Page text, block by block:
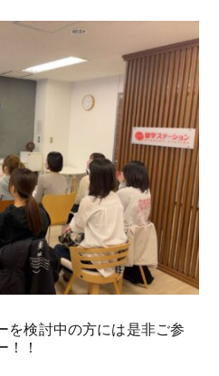
を検討中の方には是非ご参
！！